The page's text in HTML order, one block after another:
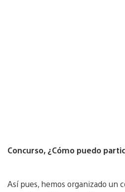
Concurso, ¿Cómo puedo
Así pues, hemos organizado un